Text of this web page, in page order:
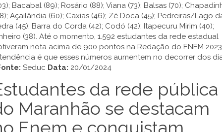
Bacabal (89); Rosário (88); Viana (73); Balsas (70);
Açailândia (60); Caxias (46); Zé Doca (45); Pedreiras/Lago
(45); Barra do Corda (42); Codó (42); Itapecuru Mirim (40);
(38). Até o momento, 1.592 estudantes da rede estadual
nota acima de 900 pontos na Redação do ENEM
é que esses números aumentem no decorrer dos
Seduc Data: 20/01/2024
da rede pública
Maranhão se destacam
Enem e conquistam